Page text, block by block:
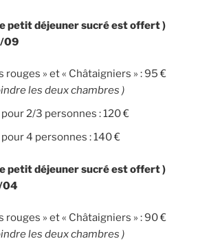
petit déjeuner sucré est offert )
09
rouges » et « Châtaigniers » : 95 €
les deux chambres )
2/3 personnes : 120 €
4 personnes : 140 €
petit déjeuner sucré est offert )
04
rouges » et « Châtaigniers » : 90 €
les deux chambres )